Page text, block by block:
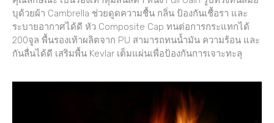
บุด้วยผ้า Cambrella ช่วยดูดความชื้น กลิ่น ป้องกันเชื้อรา และ
ระบายอากาศได้ดี หัว Composite Cap ทนต่อการกระแทกได้
200จูล พื้นรองเท้าผลิตจาก PU สามารถทนน้ำมัน ความร้อน และ
กันลื่นได้ดี เสริมพื้น Kevlar เต็มแผ่นเพื่อป้องกันการเจาะทะลุ